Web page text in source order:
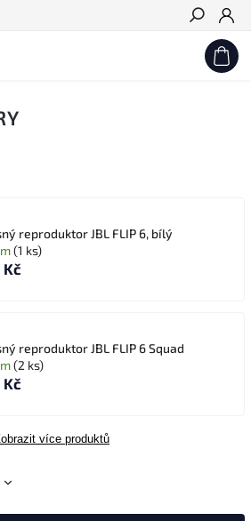
Hledat
reproduktor JBL FLIP 6, bílý
(1 ks)
Kč
reproduktor JBL FLIP 6 Squad
(2 ks)
Kč
více produktů